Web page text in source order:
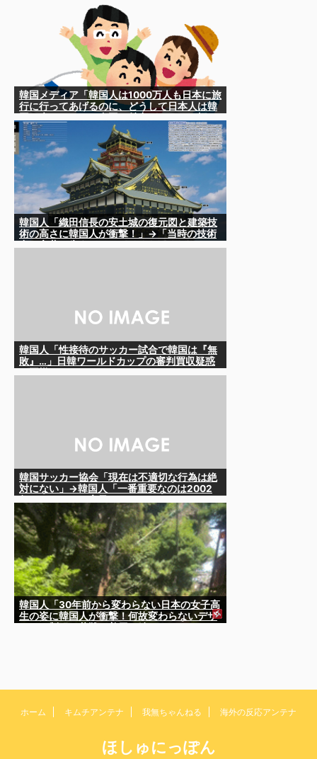
韓国メディア「韓国人は1000万人も日本に旅
行に行ってあげるのに、どうして日本人は韓
上げて日本を分析
韓国人「織田信長の安土城の復元図と建築技
術の高さに韓国人が衝撃！」→「当時の技術
韓国人「性接待のサッカー試合で韓国は『無
敗』…」日韓ワールドカップの審判買収疑惑
韓国サッカー協会「現在は不適切な行為は絶
対にない」→韓国人「一番重要なのは2002
「責任逃れが本当にひどい・・・」
韓国人「30年前から変わらない日本の女子高
生の姿に韓国人が衝撃！何故変わらないデザ
ホーム キムチアンテナ 我無ちゃんねる 海外の反応アンテナ
ほしゅにっぽん